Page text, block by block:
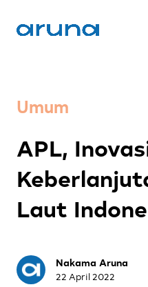
Umum
APL,
Laut
Nakama Aruna
22 April 2022